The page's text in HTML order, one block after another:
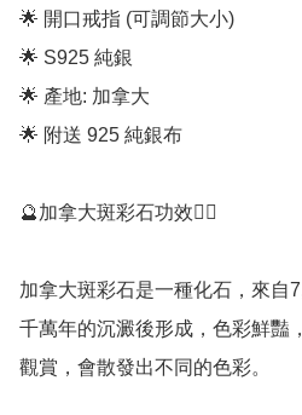
🌟 開口戒指 (可調節大小)
🌟 S925 純銀
🌟 產地: 加拿大
🌟 附送 925 純銀布
🔮加拿大斑彩石功效💁‍♀️
加拿大斑彩石是一種化石，來自
千萬年的沉澱後形成，色彩鮮豔
觀賞，會散發出不同的色彩。